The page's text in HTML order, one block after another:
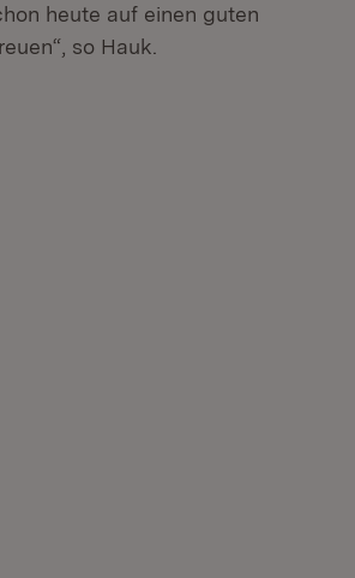
heute auf einen guten
so Hauk.